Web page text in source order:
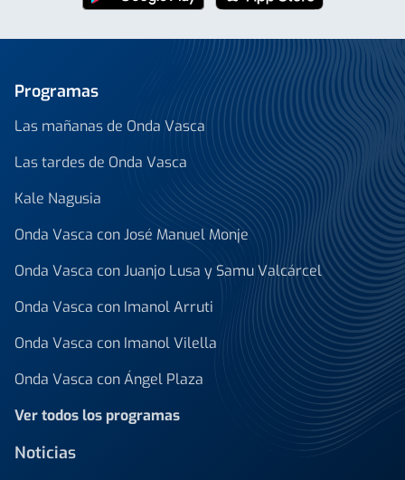
Programas
Las mañanas de Onda Vasca
Las tardes de Onda Vasca
Kale Nagusia
Onda Vasca con José Manuel Monje
Onda Vasca con Juanjo Lusa y Samu Valcárcel
Onda Vasca con Imanol Arruti
Onda Vasca con Imanol Vilella
Onda Vasca con Ángel Plaza
Ver todos los programas
Noticias